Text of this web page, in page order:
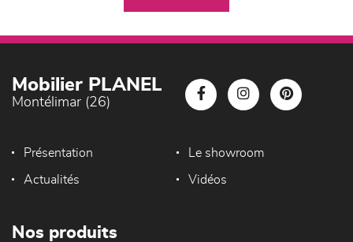
Mobilier PLANEL
Montélimar (26)
Présentation Le showroom
Actualités Vidéos
Nos produits